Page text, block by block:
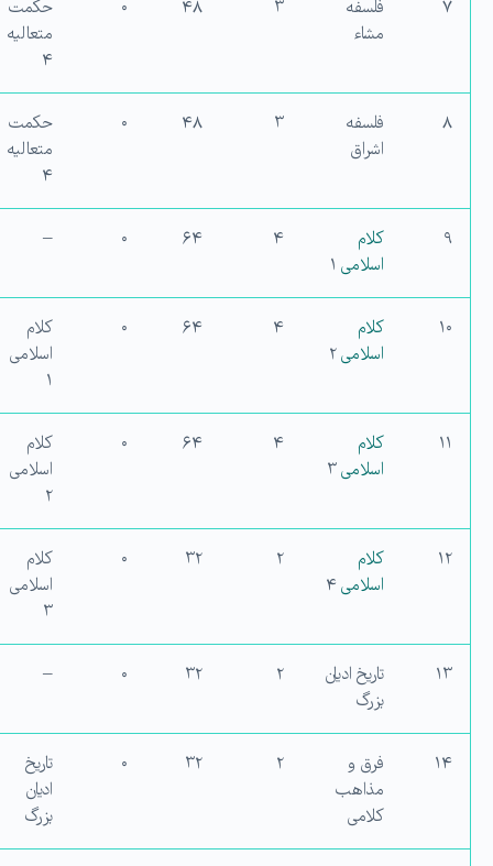
۷
فلسفه
مشاء
۳ ۴۸ ۰
حکمت
متعالیه
۴
۸
فلسفه
اشراق
۳ ۴۸ ۰
حکمت
متعالیه
۴
۹
کلام
اسلامی
۴ ۶۴ ۰ –
۱۰
کلام
اسلامی۲
۴ ۶۴ ۰
کلام
اسلامی
۱
۱۱
کلام
اسلامی۳
۴ ۶۴ ۰
کلام
اسلامی
۲
۱۲
کلام
اسلامی
۲ ۳۲ ۰
کلام
اسلامی
۳
۱۳
تاریخ ادیان
بزرگ
۲ ۳۲ ۰ –
۱۴
فرق و
مذاهب
کلامی
۲ ۳۲ ۰
تاریخ
ادیان
بزرگ